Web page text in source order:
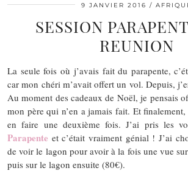
9 JANVIER 2016
SESSION
REUNION
La seule fois où j’avais fait du parapente,
car mon chéri m’avait offert un vol. Depuis,
Au moment des cadeaux de Noël, je pensais
mon père qui n’en a jamais fait. Et
en faire une deuxième fois. J’ai pris les
Parapente et c’était vraiment génial ! J’ai
de voir le lagon pour avoir à la fois une vue
puis sur le lagon ensuite (80€).